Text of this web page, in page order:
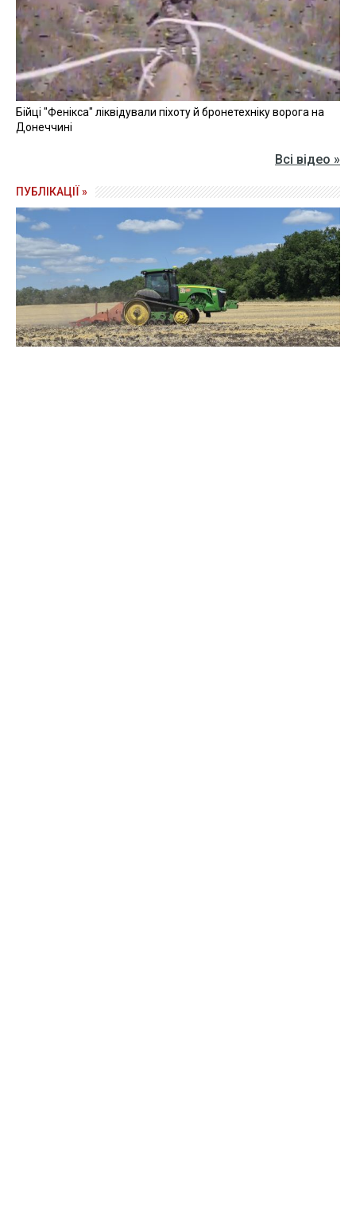
Бійці "Фенікса" ліквідували піхоту й бронетехніку ворога на
Донеччині
Всі відео »
ПУБЛІКАЦІЇ »